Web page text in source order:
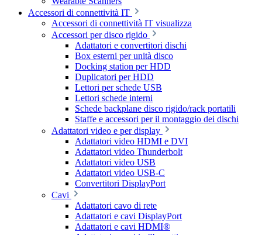
Accessori di connettività IT
Accessori di connettività IT visualizza
Accessori per disco rigido
Adattatori e convertitori dischi
Box esterni per unità disco
Docking station per HDD
Duplicatori per HDD
Lettori per schede USB
Lettori schede interni
Schede backplane disco rigido/rack portatili
Staffe e accessori per il montaggio dei dischi
Adattatori video e per display
Adattatori video HDMI e DVI
Adattatori video Thunderbolt
Adattatori video USB
Adattatori video USB-C
Convertitori DisplayPort
Cavi
Adattatori cavo di rete
Adattatori e cavi DisplayPort
Adattatori e cavi HDMI®